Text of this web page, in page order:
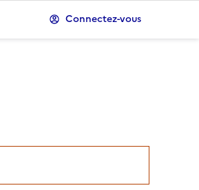
Connectez-vous